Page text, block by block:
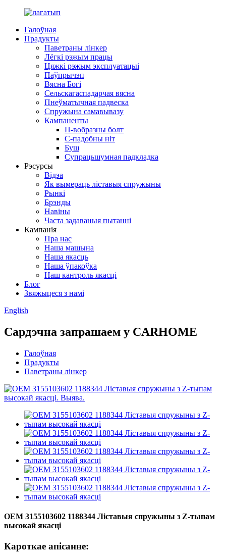
Галоўная
Прадукты
Паветраны лінкер
Лёгкі рэжым працы
Цяжкі рэжым эксплуатацыі
Паўпрычэп
Вясна Богі
Сельскагаспадарчая вясна
Пнеўматычная падвеска
Спружына самавывазу
Кампаненты
П-вобразны болт
С-падобны ніт
Буш
Супрацьшумная падкладка
Рэсурсы
Відэа
Як вымераць ліставыя спружыны
Рынкі
Брэнды
Навіны
Часта задаваныя пытанні
Кампанія
Пра нас
Наша машына
Наша якасць
Наша ўпакоўка
Наш кантроль якасці
Блог
Звяжыцеся з намі
English
Сардэчна запрашаем у CARHOME
Галоўная
Прадукты
Паветраны лінкер
OEM 3155103602 1188344 Ліставыя спружыны з Z-тыпам
высокай якасці
Кароткае апісанне: